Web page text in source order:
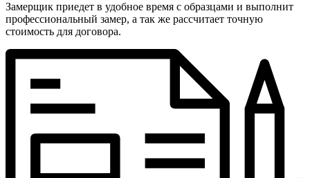
Замерщик приедет в удобное время с образцами и выполнит
профессиональный замер, а так же рассчитает точную
стоимость для договора.